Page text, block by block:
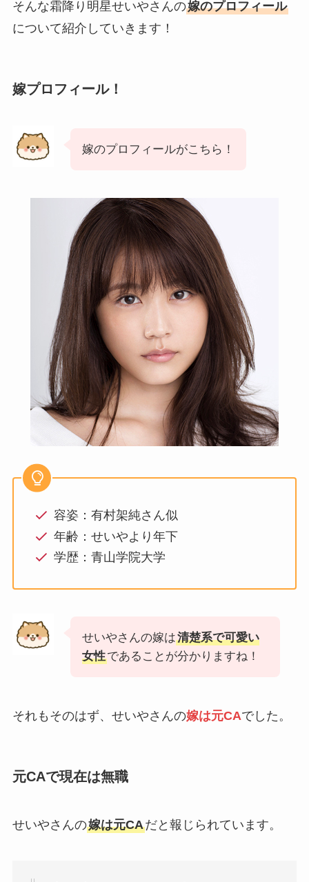
そんな霜降り明星せいやさんの嫁のプロフィール
について紹介していきます！
嫁プロフィール！
嫁のプロフィールがこちら！
容姿：有村架純さん似
年齢：せいやより年下
学歴：青山学院大学
せいやさんの嫁は清楚系で可愛い
女性であることが分かりますね！
それもそのはず、せいやさんの嫁は元CAでした。
元CAで現在は無職
せいやさんの嫁は元CAだと報じられています。